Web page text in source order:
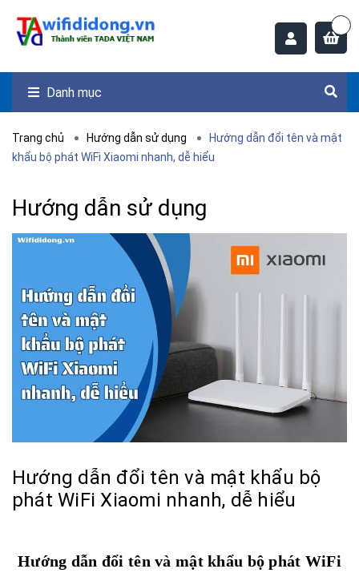
Danh mục
Trang chủ Hướng dẫn sử dụng
Hướng dẫn đổi tên và mật
khẩu bộ phát WiFi Xiaomi nhanh, dễ hiểu
Hướng dẫn sử dụng
Hướng dẫn đổi tên và mật khẩu bộ
phát WiFi Xiaomi nhanh, dễ hiểu
Hướng dẫn đổi tên và mật khẩu bộ phát WiFi